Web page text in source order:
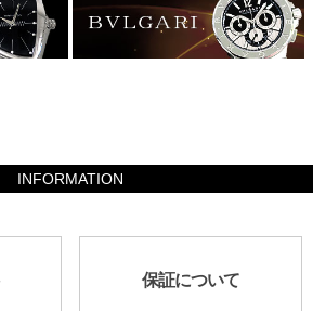
INFORMATION
保証について